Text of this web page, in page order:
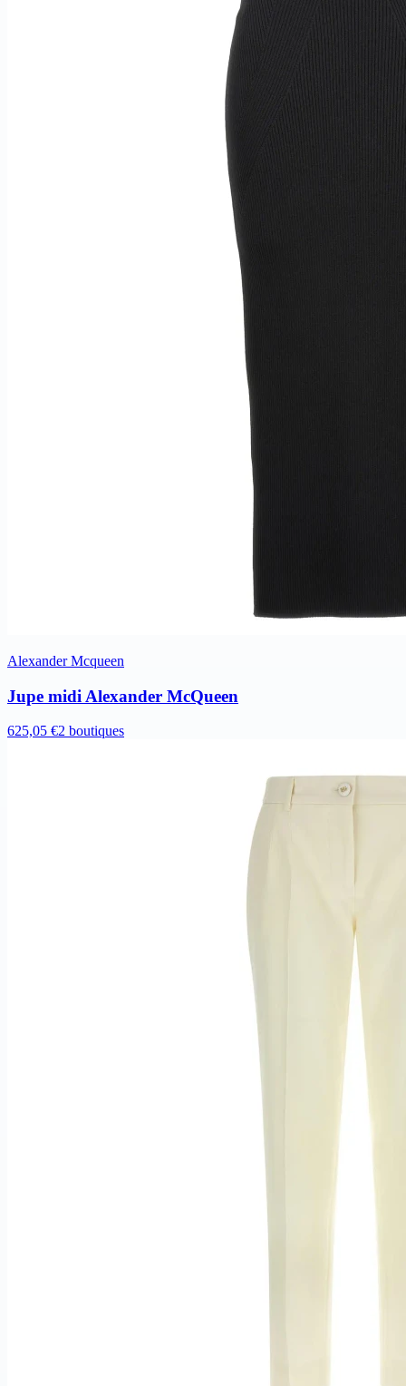
Alexander Mcqueen
Jupe midi Alexander McQueen
625,05 €2 boutiques